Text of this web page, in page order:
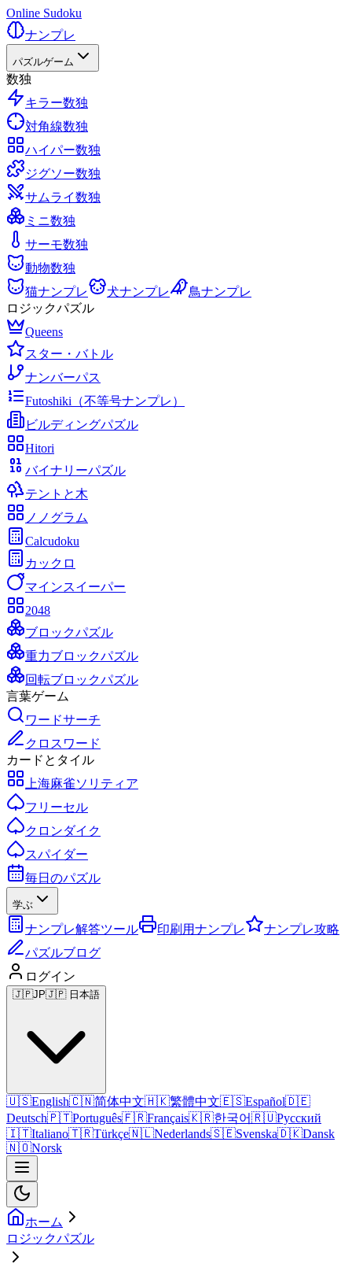
Online Sudoku
ナンプレ
パズルゲーム
数独
キラー数独
対角線数独
ハイパー数独
ジグソー数独
サムライ数独
ミニ数独
サーモ数独
動物数独
猫ナンプレ
犬ナンプレ
鳥ナンプレ
ロジックパズル
Queens
スター・バトル
ナンバーパス
Futoshiki（不等号ナンプレ）
ビルディングパズル
Hitori
バイナリーパズル
テントと木
ノノグラム
Calcudoku
カックロ
マインスイーパー
2048
ブロックパズル
重力ブロックパズル
回転ブロックパズル
言葉ゲーム
ワードサーチ
クロスワード
カードとタイル
上海麻雀ソリティア
フリーセル
クロンダイク
スパイダー
毎日のパズル
学ぶ
ナンプレ解答ツール 印刷用ナンプレ
ナンプレ攻略
パズルブログ
ログイン
🇯🇵JP🇯🇵 日本語
🇺🇸English🇨🇳简体中文🇭🇰繁體中文🇪🇸Español🇩🇪
Deutsch🇵🇹Português🇫🇷Français🇰🇷한국어🇷🇺Русский
🇮🇹Italiano🇹🇷Türkçe🇳🇱Nederlands🇸🇪Svenska🇩🇰Dansk
🇳🇴Norsk
ホーム
ロジックパズル